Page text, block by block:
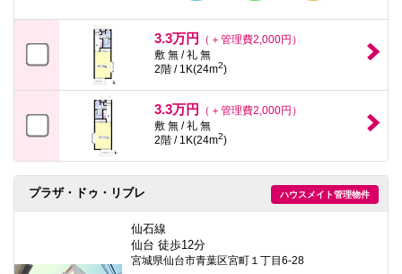
3.3万円
（＋管理費2,000円）
敷 無 / 礼 無
2階 / 1K(24m2)
3.3万円
（＋管理費2,000円）
敷 無 / 礼 無
2階 / 1K(24m2)
ハウスメイト管理物件
プラザ・ドゥ・リブレ
仙石線
仙台 徒歩12分
宮城県仙台市青葉区宮町１丁目6-28